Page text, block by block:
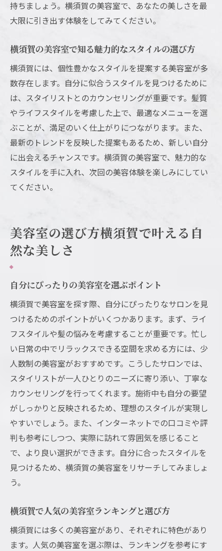
横須賀美容室でのプロフェッショナルなアドバ
イスで美しさを維持
美容のプロから学ぶ日常ケアのコツ
グ
長く美しさを保つためのヘアアドバイス
プロの視点から見た髪型の提案
美容室でのアフターケアの重要性
横須賀美容室で知る美しさを保つ秘訣
持ちましょう。横須賀の美容室で、あなたの美しさを最
大限に引き出す体験をしてみてください。
横須賀の美容室で知る魅力的なスタイルの選び方
横須賀には、個性豊かなスタイルを提案する美容室が多
数存在します。自分に似合うスタイルを見つけるために
は、スタイリストとのカウンセリングが重要です。髪質
やライフスタイルを考慮した上で、最適なメニューを選
ぶことが、満足のいく仕上がりにつながります。また、
最新のトレンドを反映した提案もあるため、新しい自分
に出会えるチャンスです。横須賀の美容室で、魅力的な
スタイルを手に入れ、次回の美容体験を楽しみにしてい
てください。
美容室の選び方横須賀で叶える自
然な美しさ
自分にぴったりの美容室を選ぶポイント
横須賀で美容室を探す際、自分にぴったりなサロンを見
つけるためのポイントがいくつかあります。まず、ライ
フスタイルや髪の悩みを考慮することが重要です。忙し
い日常の中でリラックスできる空間を求める方には、少
人数制の美容室がおすすめです。こうしたサロンでは、
スタイリストが一人ひとりのニーズに寄り添い、丁寧な
カウンセリングを行ってくれます。施術中も自分の要望
がしっかりと反映されるため、理想のスタイルが実現し
やすいでしょう。また、インターネットでの口コミや評
判も参考にしつつ、実際に訪れて雰囲気を感じること
で、より良い選択ができます。自分に合ったスタイルを
見つけるため、横須賀の美容室をリサーチしてみましょ
う。
横須賀で人気の美容室ランキングと選び方
横須賀には多くの美容室があり、それぞれに特色があり
ます。人気の美容室を選ぶ際は、ランキングを参考にす